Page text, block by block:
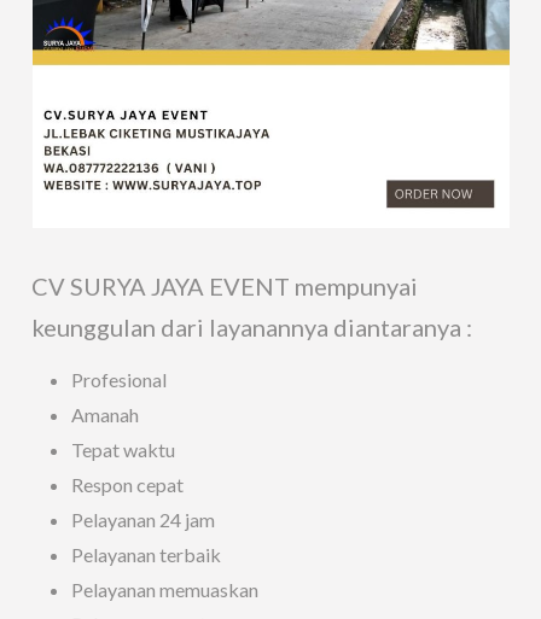
CV SURYA JAYA EVENT mempunyai
keunggulan dari layanannya diantaranya :
Profesional
Amanah
Tepat waktu
Respon cepat
Pelayanan 24 jam
Pelayanan terbaik
Pelayanan memuaskan